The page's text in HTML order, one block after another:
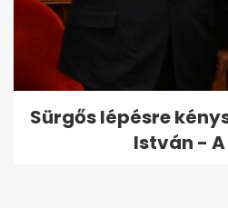
Sürgős lépésre
István - A